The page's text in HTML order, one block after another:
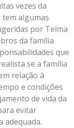
vezes da
tem algumas
por Telma
da família
que
se a família
relação à
e condições
de vida da
evitar
adequada.